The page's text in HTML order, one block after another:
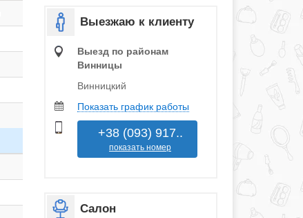
Выезжаю к клиенту
Выезд по районам
Винницы
Винницкий
Показать график работы
+38 (093) 917..
показать номер
Салон